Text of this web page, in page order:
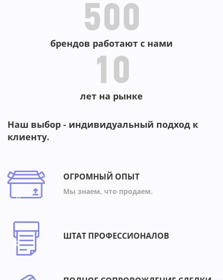
500
брендов работают с нами
10
лет на рынке
Наш выбор - индивидуальный подход к
клиенту.
ОГРОМНЫЙ ОПЫТ
Мы знаем, что продаем.
ШТАТ ПРОФЕССИОНАЛОВ